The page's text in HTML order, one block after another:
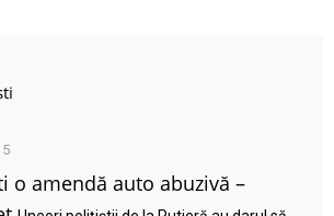
o amendă auto abuzivă –